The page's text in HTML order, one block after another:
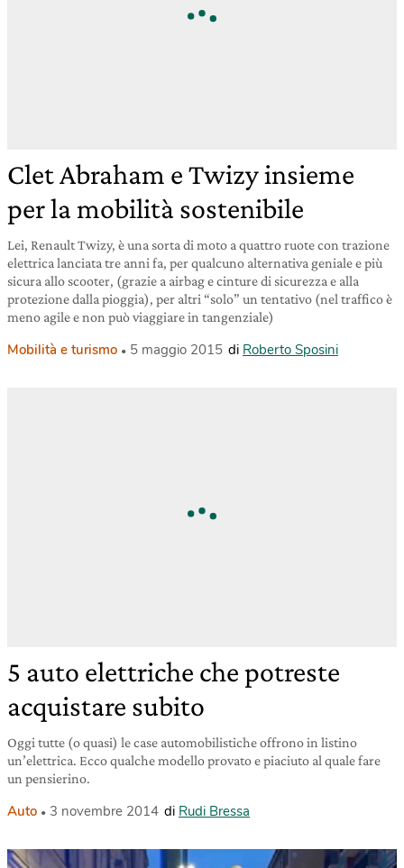
Clet Abraham e Twizy insieme
per la mobilità sostenibile
Lei, Renault Twizy, è una sorta di moto a quattro ruote con trazione
elettrica lanciata tre anni fa, per qualcuno alternativa geniale e più
sicura allo scooter, (grazie a airbag e cinture di sicurezza e alla
protezione dalla pioggia), per altri “solo” un tentativo (nel traffico è
meno agile e non può viaggiare in tangenziale)
Mobilità e turismo 5 maggio 2015 di Roberto Sposini
5 auto elettriche che potreste
acquistare subito
Oggi tutte (o quasi) le case automobilistiche offrono in listino
un’elettrica. Ecco qualche modello provato e piaciuto al quale fare
un pensierino.
Auto 3 novembre 2014 di Rudi Bressa